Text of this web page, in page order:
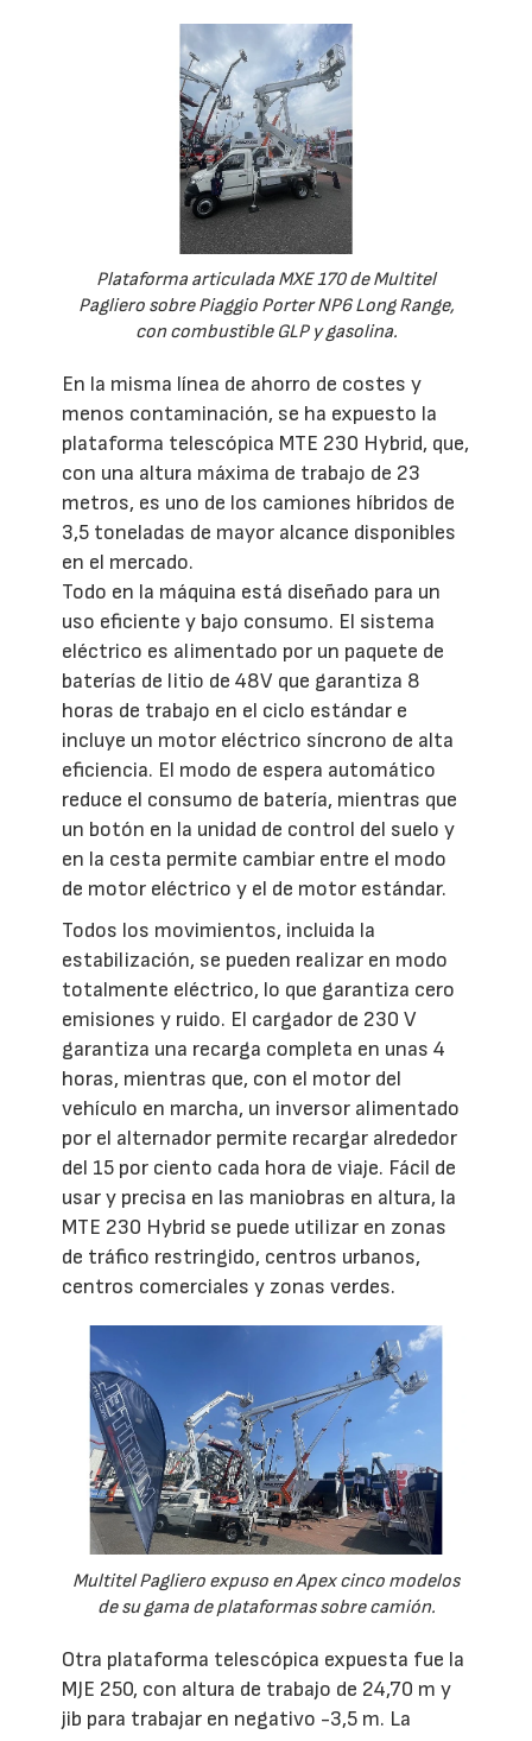
Plataforma articulada MXE 170 de Multitel
Pagliero sobre Piaggio Porter NP6 Long Range,
con combustible GLP y gasolina.
En la misma línea de ahorro de costes y
menos contaminación, se ha expuesto la
plataforma telescópica MTE 230 Hybrid, que,
con una altura máxima de trabajo de 23
metros, es uno de los camiones híbridos de
3,5 toneladas de mayor alcance disponibles
en el mercado.
Todo en la máquina está diseñado para un
uso eficiente y bajo consumo. El sistema
eléctrico es alimentado por un paquete de
baterías de litio de 48V que garantiza 8
horas de trabajo en el ciclo estándar e
incluye un motor eléctrico síncrono de alta
eficiencia. El modo de espera automático
reduce el consumo de batería, mientras que
un botón en la unidad de control del suelo y
en la cesta permite cambiar entre el modo
de motor eléctrico y el de motor estándar.
Todos los movimientos, incluida la
estabilización, se pueden realizar en modo
totalmente eléctrico, lo que garantiza cero
emisiones y ruido. El cargador de 230 V
garantiza una recarga completa en unas 4
horas, mientras que, con el motor del
vehículo en marcha, un inversor alimentado
por el alternador permite recargar alrededor
del 15 por ciento cada hora de viaje. Fácil de
usar y precisa en las maniobras en altura, la
MTE 230 Hybrid se puede utilizar en zonas
de tráfico restringido, centros urbanos,
centros comerciales y zonas verdes.
Multitel Pagliero expuso en Apex cinco modelos
de su gama de plataformas sobre camión.
Otra plataforma telescópica expuesta fue la
MJE 250, con altura de trabajo de 24,70 m y
jib para trabajar en negativo -3,5 m. La